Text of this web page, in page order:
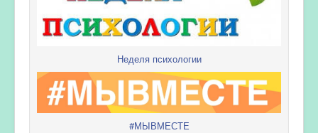
Неделя психологии
#МЫВМЕСТЕ